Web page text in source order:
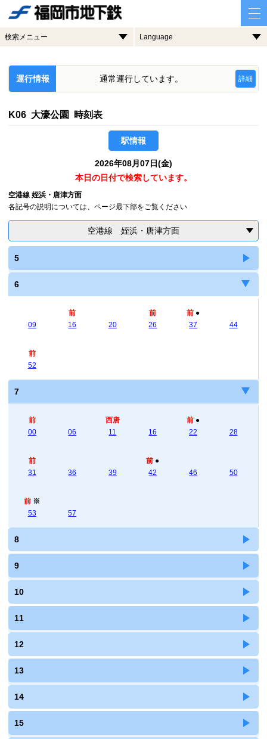
検索メニュー Language
運行情報 通常運行しています。 詳細
K06 大濠公園 時刻表
駅情報
2026年08月07日(金)
本日の日付で検索しています。
空港線 姪浜・唐津方面
各記号の説明については、ページ最下部をご覧ください
空港線 姪浜・唐津方面
5
6
09
前
16
20
前
26
前 ●
37
44
前
52
7
前
00
06
西唐
11
16
前 ●
22
28
前
31
36 39
前 ●
42
46 50
前 ※
53
57
8
9
10
11
12
13
14
15